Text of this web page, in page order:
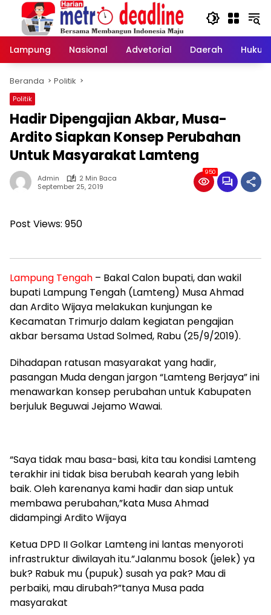
Langsung
konten
Lampung
Nasional Advetorial Daerah Hukum
Beranda Politik
Politik
Hadir Dipengajian Akbar, Musa-
Ardito Siapkan Konsep Perubahan
Untuk Masyarakat Lamteng
Admin
2 Min Baca
September 25, 2019
950
Post Views: 950
Lampung Tengah – Bakal Calon bupati, dan wakil
bupati Lampung Tengah (Lamteng) Musa Ahmad
dan Ardito Wijaya melakukan kunjungan ke
Kecamatan Trimurjo dalam kegiatan pengajian
akbar bersama Ustad Solmed, Rabu (25/9/2019).
Dihadapan ratusan masyarakat yang hadir,
pasangan Muda dengan jargon “Lamteng Berjaya” ini
menawarkan konsep perubahan untuk Kabupaten
berjuluk Beguwai Jejamo Wawai.
“Saya tidak mau basa-basi, kita tau kondisi Lamteng
terakhir ini tidak bisa berubah kearah yang lebih
baik. Oleh karenanya kami hadir dan siap untuk
membawa perubahan,”kata Musa Ahmad
didampingi Ardito Wijaya
Ketua DPD II Golkar Lamteng ini lantas menyoroti
infrastruktur diwilayah itu.”Jalanmu bosok (jelek) ya
buk? Rabuk mu (pupuk) susah ya pak? Mau di
perbaiki, mau dirubah?”tanya Musa pada
masyarakat